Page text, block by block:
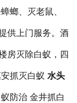
螂、灭老鼠、
供上门服务。酒
房灭除白蚁，四
抓灭白蚁 水头
防治 金井抓白